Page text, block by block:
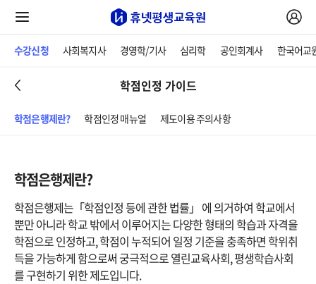
수강신청 사회복지사 경영학/기사 심리학 공인회계사 한국어교
학점인정 가이드
학점은행제란? 학점인정 매뉴얼 제도이용 주의사항
학점은행제란?
학점은행제는「학점인정 등에 관한 법률」 에 의거하여 학교에서
뿐만 아니라 학교 밖에서 이루어지는 다양한 형태의 학습과 자격을
학점으로 인정하고, 학점이 누적되어 일정 기준을 충족하면 학위취
득을 가능하게 함으로써 궁극적으로 열린교육사회, 평생학습사회
를 구현하기 위한 제도입니다.